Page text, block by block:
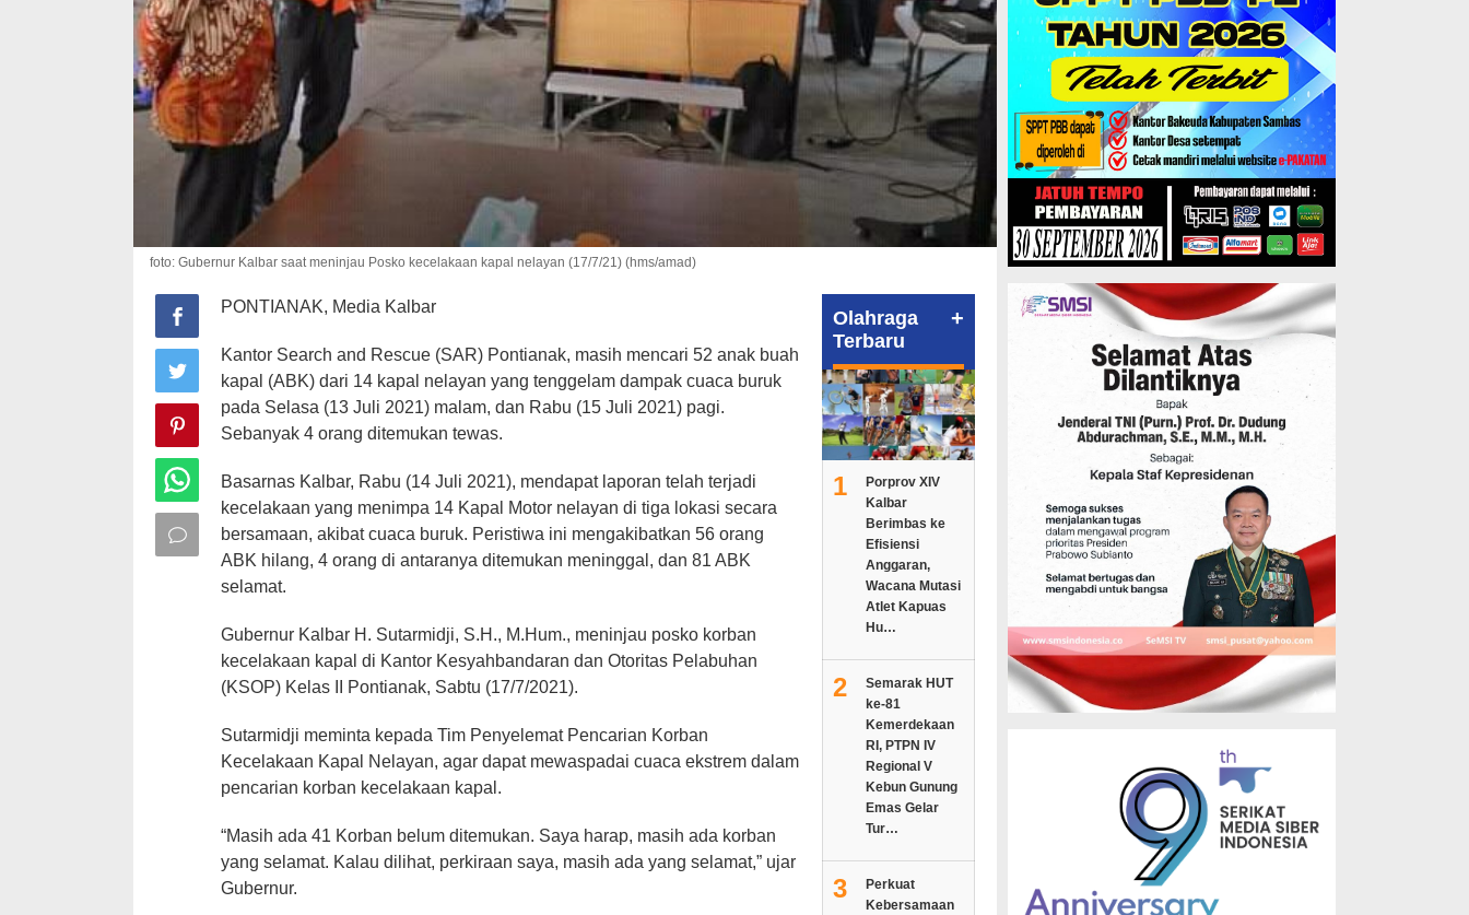
foto: Gubernur Kalbar saat meninjau Posko kecelakaan kapal nelayan (17/7/21) (hms/amad)
PONTIANAK, Media Kalbar
Kantor Search and Rescue (SAR) Pontianak, masih mencari 52 anak buah
kapal (ABK) dari 14 kapal nelayan yang tenggelam dampak cuaca buruk
pada Selasa (13 Juli 2021) malam, dan Rabu (15 Juli 2021) pagi.
Sebanyak 4 orang ditemukan tewas.
Basarnas Kalbar, Rabu (14 Juli 2021), mendapat laporan telah terjadi
kecelakaan yang menimpa 14 Kapal Motor nelayan di tiga lokasi secara
bersamaan, akibat cuaca buruk. Peristiwa ini mengakibatkan 56 orang
ABK hilang, 4 orang di antaranya ditemukan meninggal, dan 81 ABK
selamat.
Gubernur Kalbar H. Sutarmidji, S.H., M.Hum., meninjau posko korban
kecelakaan kapal di Kantor Kesyahbandaran dan Otoritas Pelabuhan
(KSOP) Kelas II Pontianak, Sabtu (17/7/2021).
Sutarmidji meminta kepada Tim Penyelemat Pencarian Korban
Kecelakaan Kapal Nelayan, agar dapat mewaspadai cuaca ekstrem dalam
pencarian korban kecelakaan kapal.
“Masih ada 41 Korban belum ditemukan. Saya harap, masih ada korban
yang selamat. Kalau dilihat, perkiraan saya, masih ada yang selamat,” ujar
Gubernur.
Olahraga
Terbaru
+
1
Porprov XIV
Kalbar
Berimbas ke
Efisiensi
Anggaran,
Wacana Mutasi
Atlet Kapuas
Hu…
2
Semarak HUT
ke-81
Kemerdekaan
RI, PTPN IV
Regional V
Kebun Gunung
Emas Gelar
Tur…
3
Perkuat
Kebersamaan